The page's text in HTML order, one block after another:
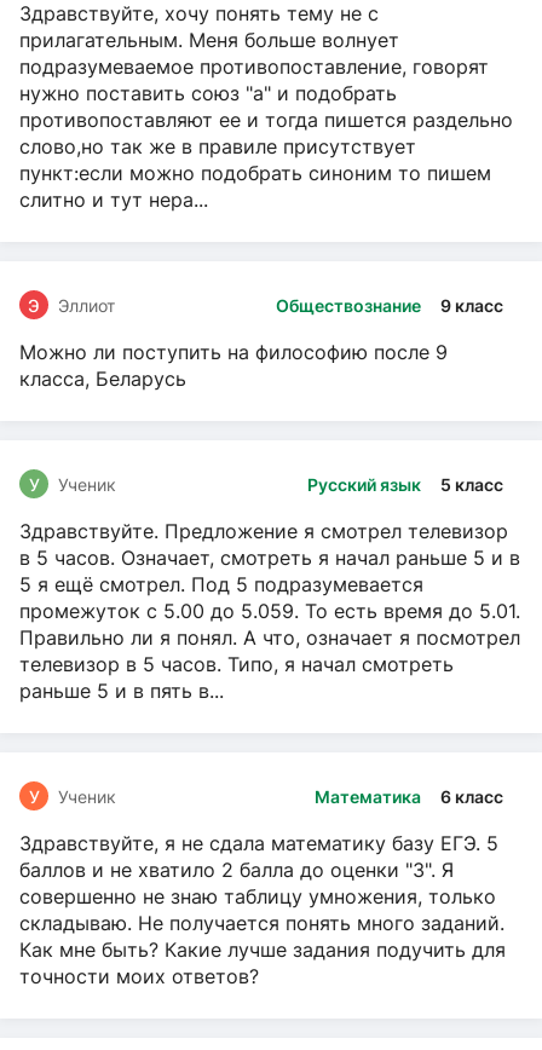
Здравствуйте, хочу понять тему не с
прилагательным. Меня больше волнует
подразумеваемое противопоставление, говорят
нужно поставить союз "а" и подобрать
противопоставляют ее и тогда пишется раздельно
слово,но так же в правиле присутствует
пункт:если можно подобрать синоним то пишем
слитно и тут нера...
Обществознание 9 класс
Э Эллиот
Можно ли поступить на философию после 9
класса, Беларусь
Русский язык 5 класс
У Ученик
Здравствуйте. Предложение я смотрел телевизор
в 5 часов. Означает, смотреть я начал раньше 5 и в
5 я ещё смотрел. Под 5 подразумевается
промежуток с 5.00 до 5.059. То есть время до 5.01.
Правильно ли я понял. А что, означает я посмотрел
телевизор в 5 часов. Типо, я начал смотреть
раньше 5 и в пять в...
Математика 6 класс
У Ученик
Здравствуйте, я не сдала математику базу ЕГЭ. 5
баллов и не хватило 2 балла до оценки "3". Я
совершенно не знаю таблицу умножения, только
складываю. Не получается понять много заданий.
Как мне быть? Какие лучше задания подучить для
точности моих ответов?